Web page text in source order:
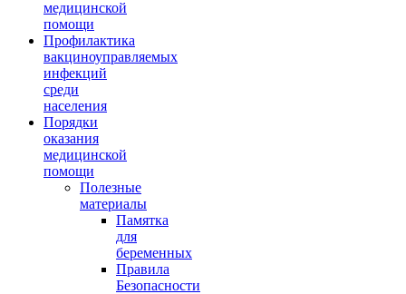
медицинской
помощи
Профилактика
вакциноуправляемых
инфекций
среди
населения
Порядки
оказания
медицинской
помощи
Полезные
материалы
Памятка
для
беременных
Правила
Безопасности